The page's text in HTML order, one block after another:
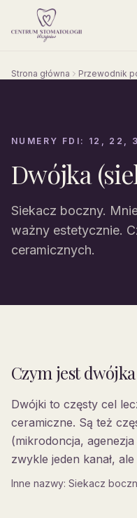
Strona główna Przewodnik
NUMERY FDI: 12, 22,
Dwójka
Siekacz boczny.
ważny estetycznie.
ceramicznych.
Czym jest
Dwójki to częsty cel
ceramiczne. Są też
(mikrodoncja,
zwykle jeden kanał,
Inne nazwy: Siekacz